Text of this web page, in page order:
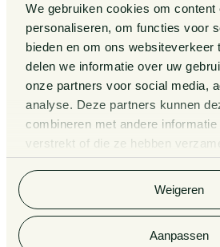
We gebruiken cookies om content
personaliseren, om functies voor
bieden en om ons websiteverkeer
delen we informatie over uw
onze partners voor social media,
analyse. Deze partners kunnen
combineren met andere
verstrekt of die ze hebben
gebruik van hun services. Bekijk
Aanpassen
Weigeren
Contact
Pieter van Doorne Fonds
Diversiteit, Inclusie en
Internationaal
Legal Tech
Van Doorne x AI
Zaken
Algemene Voorwaarden
Privacy Statement
Cookieverklaring
Informatie derdengelden advocatuur